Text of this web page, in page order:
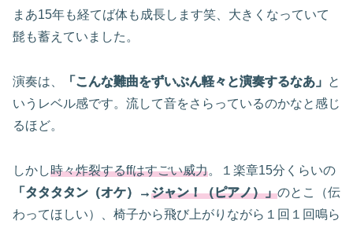
まあ15年も経てば体も成長します笑、大きくなっていて
髭も蓄えていました。
演奏は、 「こんな難曲をずいぶん軽々と演奏するなあ」 と
いうレベル感です。流して音をさらっているのかなと感じ
るほど。
しかし時々炸裂するffはすごい威力。１楽章15分くらいの
「タタタタン（オケ）→ジャン！（ピアノ）」のとこ（伝
わってほしい）、椅子から飛び上がりながら１回１回鳴ら